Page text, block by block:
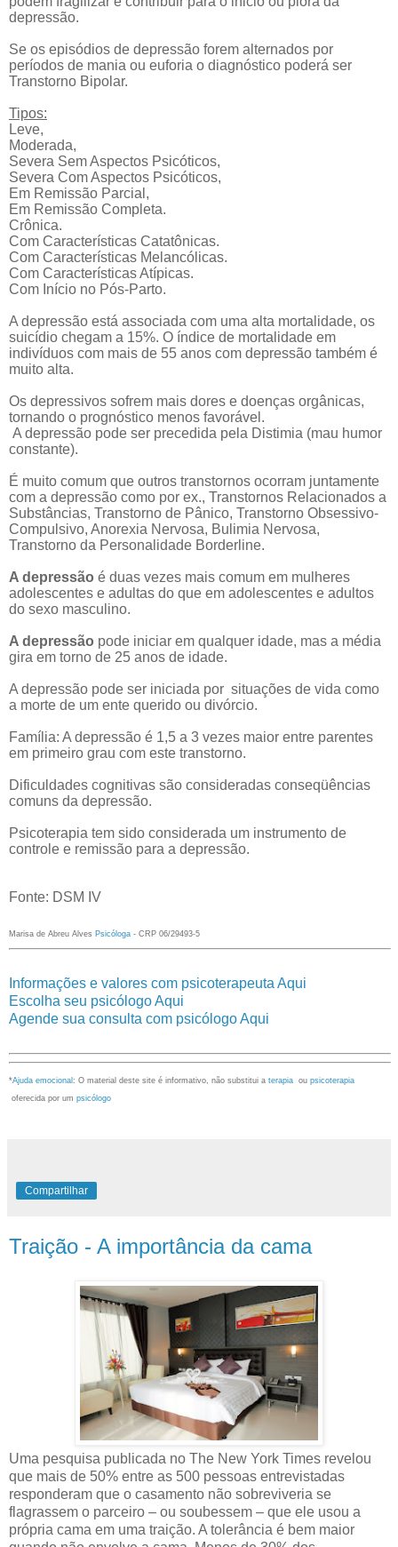
depressão.
Se os episódios de depressão forem alternados por
períodos de mania ou euforia o diagnóstico poderá ser
Transtorno Bipolar.
Tipos:
Leve,
Moderada,
Severa Sem Aspectos Psicóticos,
Severa Com Aspectos Psicóticos,
Em Remissão Parcial,
Em Remissão Completa.
Crônica.
Com Características Catatônicas.
Com Características Melancólicas.
Com Características Atípicas.
Com Início no Pós-Parto.
A depressão está associada com uma alta mortalidade, os
suicídio chegam a 15%. O índice de mortalidade em
indivíduos com mais de 55 anos com depressão também é
muito alta.
Os depressivos sofrem mais dores e doenças orgânicas,
tornando o prognóstico menos favorável.
A depressão pode ser precedida pela Distimia (mau humor
constante).
É muito comum que outros transtornos ocorram juntamente
com a depressão como por ex., Transtornos Relacionados a
Substâncias, Transtorno de Pânico, Transtorno Obsessivo-
Compulsivo, Anorexia Nervosa, Bulimia Nervosa,
Transtorno da Personalidade Borderline.
A depressão é duas vezes mais comum em mulheres
adolescentes e adultas do que em adolescentes e adultos
do sexo masculino.
A depressão pode iniciar em qualquer idade, mas a média
gira em torno de 25 anos de idade.
A depressão pode ser iniciada por situações de vida como
a morte de um ente querido ou divórcio.
Família: A depressão é 1,5 a 3 vezes maior entre parentes
em primeiro grau com este transtorno.
Dificuldades cognitivas são consideradas conseqüências
comuns da depressão.
Psicoterapia tem sido considerada um instrumento de
controle e remissão para a depressão.
Fonte: DSM IV
Marisa de Abreu Alves Psicóloga - CRP 06/29493-5
Informações e valores com psicoterapeuta Aqui
Escolha seu psicólogo Aqui
Agende sua consulta com psicólogo Aqui
*Ajuda emocional : O material deste site é informativo, não substitui a terapia ou psicoterapia
oferecida por um psicólogo
Compartilhar
Traição - A importância da cama
Uma pesquisa publicada no The New York Times revelou
que mais de 50% entre as 500 pessoas entrevistadas
responderam que o casamento não sobreviveria se
flagrassem o parceiro – ou soubessem – que ele usou a
própria cama em uma traição. A tolerância é bem maior